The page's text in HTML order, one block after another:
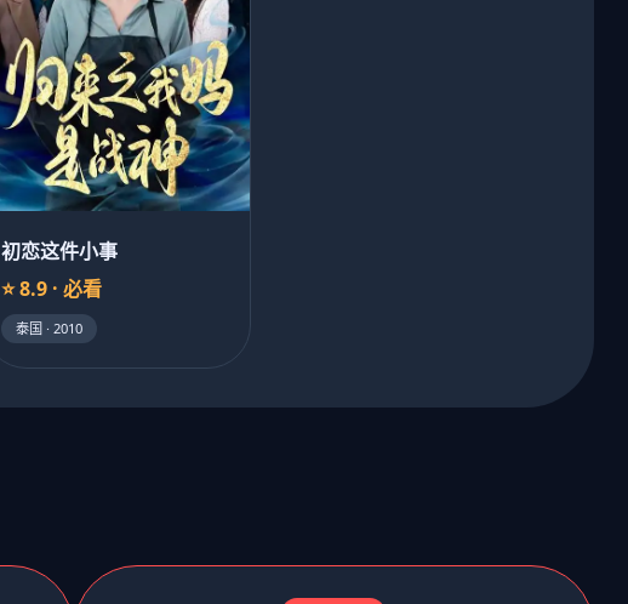
初恋这件小事
⭐ 8.9 · 必看
泰国 · 2010